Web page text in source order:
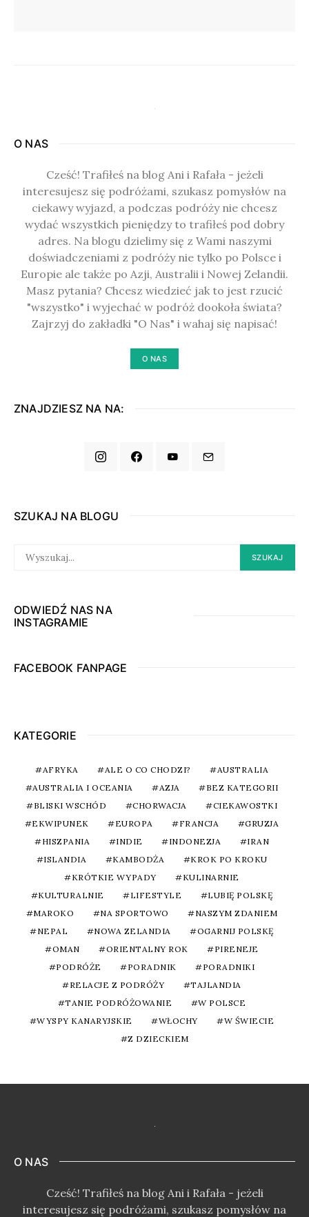
O NAS
Cześć! Trafiłeś na blog Ani i Rafała - jeżeli
interesujesz się podróżami, szukasz pomysłów na
ciekawy wyjazd, a podczas podróży nie chcesz
wydać wszystkich pieniędzy to trafiłeś pod dobry
adres. Na blogu dzielimy się z Wami naszymi
doświadczeniami z podróży nie tylko po Polsce i
Europie ale także po Azji, Australii i Nowej Zelandii.
Masz pytania? Chcesz wiedzieć jak to jest rzucić
"wszystko" i wyjechać w podróż dookoła świata?
Zajrzyj do zakładki "O Nas" i wahaj się napisać!
O NAS
ZNAJDZIESZ NA NA:
SZUKAJ NA BLOGU
FOR:
SZUKAJ
ODWIEDŹ NAS NA
INSTAGRAMIE
FACEBOOK FANPAGE
KATEGORIE
AFRYKA ALE O CO CHODZI?
AUSTRALIA
AUSTRALIA I OCEANIA
AZJA
BEZ KATEGORII
BLISKI WSCHÓD
CHORWACJA
CIEKAWOSTKI
EKWIPUNEK
EUROPA FRANCJA
GRUZJA
HISZPANIA
INDIE INDONEZJA
IRAN
ISLANDIA
KAMBODŻA
KROK PO KROKU
KRÓTKIE WYPADY
KULINARNIE
KULTURALNIE
LIFESTYLE
LUBIĘ POLSKĘ
MAROKO
NA SPORTOWO
NASZYM ZDANIEM
NEPAL
NOWA ZELANDIA
OGARNIJ POLSKĘ
OMAN
ORIENTALNY ROK
PIRENEJE
PODRÓŻE
PORADNIK
PORADNIKI
RELACJE Z PODRÓŻY
TAJLANDIA
TANIE PODRÓŻOWANIE
W POLSCE
WYSPY KANARYJSKIE
WŁOCHY
W ŚWIECIE
Z DZIECKIEM
O NAS
Cześć! Trafiłeś na blog Ani i Rafała - jeżeli
interesujesz się podróżami, szukasz pomysłów na